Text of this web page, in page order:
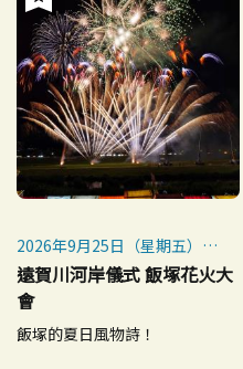
2026年9月25日（星期五）
※如遇惡劣天氣，將延期至9
月28日（星期一）舉行
遠賀川河岸儀式 飯塚花火大
會
飯塚的夏日風物詩！